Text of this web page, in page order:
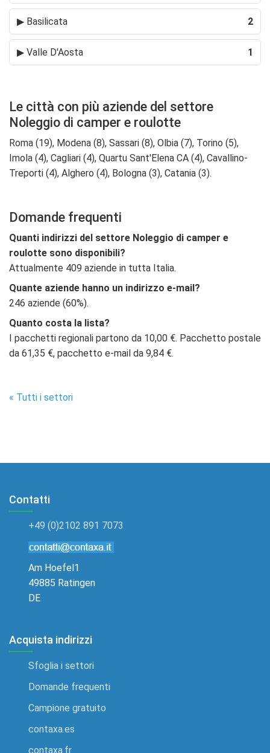
▶ Basilicata 2
▶ Valle D'Aosta 1
Le città con più aziende del settore
Noleggio di camper e roulotte
Roma (19), Modena (8), Sassari (8), Olbia (7), Torino (5),
Imola (4), Cagliari (4), Quartu Sant'Elena CA (4), Cavallino-
Treporti (4), Alghero (4), Bologna (3), Catania (3).
Domande frequenti
Quanti indirizzi del settore Noleggio di camper e
roulotte sono disponibili?
Attualmente 409 aziende in tutta Italia.
Quante aziende hanno un indirizzo e-mail?
246 aziende (60%).
Quanto costa la lista?
I pacchetti regionali partono da 10,00 €. Pacchetto postale
da 61,35 €, pacchetto e-mail da 9,84 €.
« Tutti i settori
Contatti
+49 (0)2102 891 7073
Am Hoefel1
49885 Ratingen
DE
Acquista indirizzi
Sfoglia i settori
Domande frequenti
Campione gratuito
contaxa.es
contaxa.fr